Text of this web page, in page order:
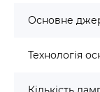
Основне
Технологія